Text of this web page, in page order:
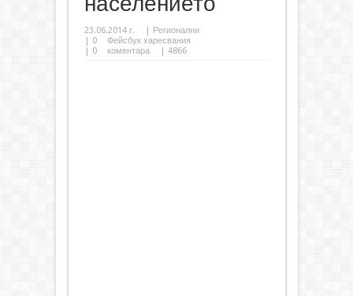
23.06.2014 г. | Регионални
| 0
Фейсбук харесвания
| 0 коментара | 4866